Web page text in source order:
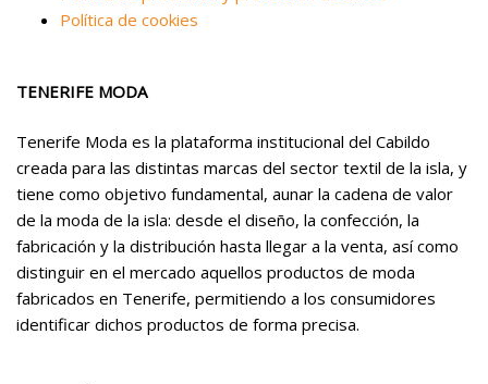
Política de cookies
TENERIFE MODA
Tenerife Moda es la plataforma institucional del Cabildo
creada para las distintas marcas del sector textil de la isla, y
tiene como objetivo fundamental, aunar la cadena de valor
de la moda de la isla: desde el diseño, la confección, la
fabricación y la distribución hasta llegar a la venta, así como
distinguir en el mercado aquellos productos de moda
fabricados en Tenerife, permitiendo a los consumidores
identificar dichos productos de forma precisa.